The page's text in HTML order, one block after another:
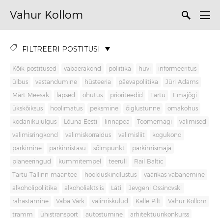
Vahur Kollom
FILTREERI POSTITUSI
Kõik postitused vabaerakond poliitika huvi informeeritus
ülbus vastandumine hüsteeria päevapoliitika Jüri Adams
Märt Meesak lapsed ohutus prioriteedid Tartu Emajõgi
ükskõiksus hoolimatus peksmine õiglustunne omakohus
kodanikujulgus Lõuna-Eesti linnapea Toomemägi valimised
valimisringkond valimiskorraldus valimisliit kogukond
parkimine parkimistasu sõlmpunkt parkimismaja
planeeringud kummitempel teerull Rail Baltic
Tartu-Tallinn maantee hoolduskindlustus väärikas vabanemine
alkoholipoliitika alkoholiaktsiis Läti Jevgeni Ossinovski
rahastamine Vaba Värk valimiskulud Kalle Pilt Vahur Kollom
tramm ühistransport autostumine arhitektuurikonkurss